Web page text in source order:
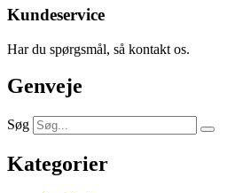
Kundeservice
Har du spørgsmål, så kontakt os.
Genveje
Søg
Kategorier